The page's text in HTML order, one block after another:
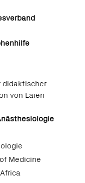
didaktischer
von Laien
Medicine